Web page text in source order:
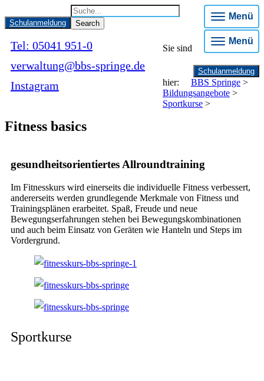
Menü
Schulanmeldung
Tel: 05041 951-0
verwaltung@bbs-springe.de
Instagram
Menü
Schulanmeldung
Sie sind
hier: BBS Springe >
Bildungsangebote >
Sportkurse >
Fitness basics
gesundheitsorientiertes Allroundtraining
Im Fitnesskurs wird einerseits die individuelle Fitness verbessert,
andererseits werden grundlegende Merkmale von Fitness und
Trainingsplänen erarbeitet. Spaß, Freude und neue
Bewegungserfahrungen stehen bei Bewegungskombinationen
und auch beim Einsatz von Geräten wie Hanteln und Steps im
Vordergrund.
Sportkurse